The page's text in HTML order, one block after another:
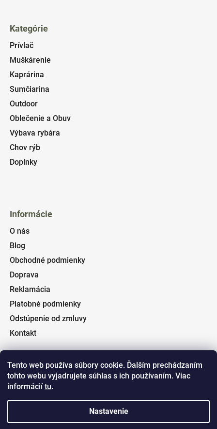
Tento web používa súbory cookie. Ďalším prechádzaním
tohto webu vyjadrujete súhlas s ich používaním. Viac
informáciítu.
Nastavenie
Kategórie
Prívlač
Muškárenie
Kaprárina
Sumčiarina
Outdoor
Oblečenie a Obuv
Výbava rybára
Chov rýb
Doplnky
Informácie
O nás
Blog
Obchodné podmienky
Doprava
Reklamácia
Platobné podmienky
Odstúpenie od zmluvy
Kontakt
Facebook